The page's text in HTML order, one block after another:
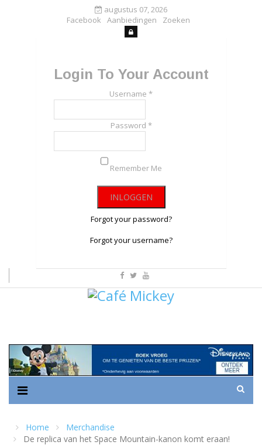
augustus 07, 2026
Facebook
Aanbiedingen Zoeken
Login To Your Account
Username *
Password *
Remember Me
Forgot your password?
Forgot your username?
Home
Merchandise
De replica van het Space Mountain-kanon komt eraan!